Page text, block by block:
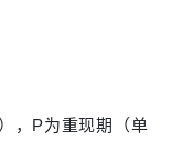
，P为重现期（单